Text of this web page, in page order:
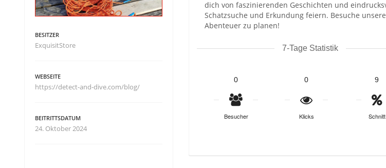
dich von faszinierenden Geschichten und
Schatzsuche und Erkundung feiern. Besuche
Abenteuer zu planen!
7-Tage Statistik
0
Besucher
0
Klicks
9
Schnitt
BESITZER
ExquisitStore
WEBSEITE
https://detect-and-dive.com/blog/
BEITRITTSDATUM
24. Oktober 2024